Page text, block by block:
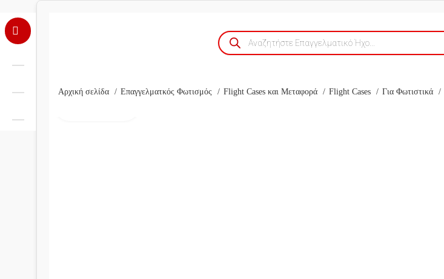
Products
search
Αρχική σελίδα Επαγγελματκός Φωτισμός Flight Cases και Μεταφορά Flight Cases Για Φωτιστικά